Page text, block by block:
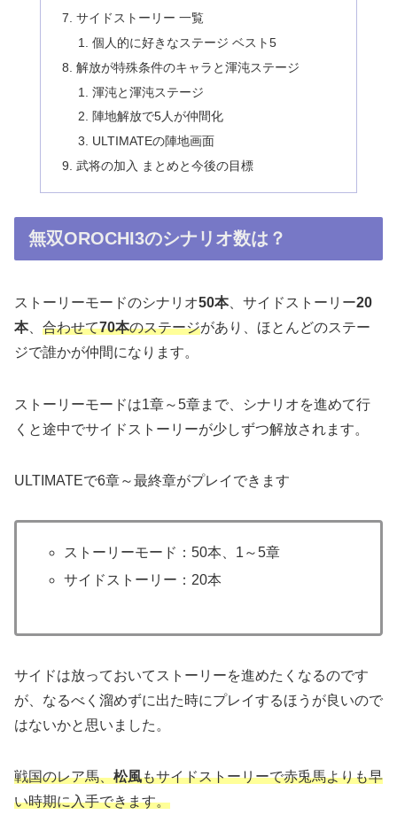
サイドストーリー 一覧
個人的に好きなステージ ベスト5
解放が特殊条件のキャラと渾沌ステージ
渾沌と渾沌ステージ
陣地解放で5人が仲間化
ULTIMATEの陣地画面
武将の加入 まとめと今後の目標
無双OROCHI3のシナリオ数は？
ストーリーモードのシナリオ50本、サイドストーリー20
本、 合わせて70本のステージがあり、ほとんどのステー
ジで誰かが仲間になります。
ストーリーモードは1章～5章まで、シナリオを進めて行
くと途中でサイドストーリーが少しずつ解放されます。
ULTIMATEで6章～最終章がプレイできます
ストーリーモード：50本、1～5章
サイドストーリー：20本
サイドは放っておいてストーリーを進めたくなるのです
が、なるべく溜めずに出た時にプレイするほうが良いので
はないかと思いました。
戦国のレア馬、松風もサイドストーリーで赤兎馬よりも早
い時期に入手できます。